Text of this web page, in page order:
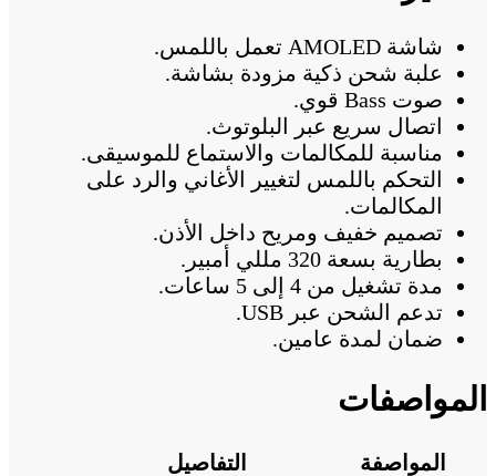
شاشة AMOLED تعمل باللمس.
علبة شحن ذكية مزودة بشاشة.
صوت Bass قوي.
اتصال سريع عبر البلوتوث.
مناسبة للمكالمات والاستماع للموسيقى.
التحكم باللمس لتغيير الأغاني والرد على
المكالمات.
تصميم خفيف ومريح داخل الأذن.
بطارية بسعة 320 مللي أمبير.
مدة تشغيل من 4 إلى 5 ساعات.
تدعم الشحن عبر USB.
ضمان لمدة عامين.
المواصفات
المواصفة
التفاصيل